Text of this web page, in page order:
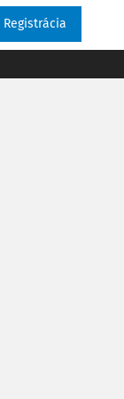
Registrácia